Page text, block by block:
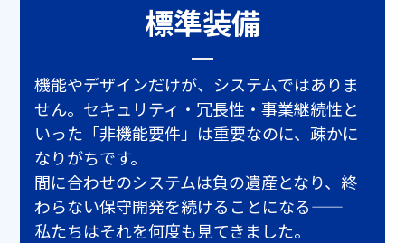
標準装備
機能やデザインだけが、システムではありま
せん。セキュリティ・冗長性・事業継続性と
いった「非機能要件」は重要なのに、疎かに
なりがちです。
間に合わせのシステムは負の遺産となり、終
わらない保守開発を続けることになる——
私たちはそれを何度も見てきました。